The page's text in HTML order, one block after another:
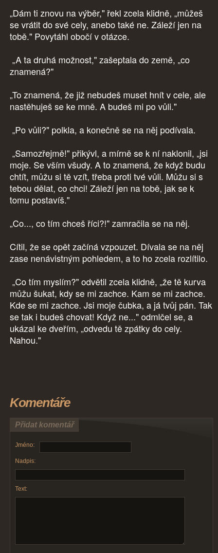
„Dám ti znovu na výběr," řekl zcela klidně, „můžeš
se vrátit do své cely, anebo také ne. Záleží jen na
tobě." Povytáhl obočí v otázce.
„A ta druhá možnost," zašeptala do země, „co
znamená?"
„To znamená, že již nebudeš muset hnít v cele, ale
nastěhuješ se ke mně. A budeš mi po vůli."
„Po vůli?" polkla, a konečně se na něj podívala.
„Samozřejmě!" přikývl, a mírně se k ní naklonil, „jsi
moje. Se vším všudy. A to znamená, že když budu
chtít, můžu si tě vzít, třeba proti tvé vůli. Můžu si s
tebou dělat, co chci! Záleží jen na tobě, jak se k
tomu postavíš."
„Co..., co tím chceš říci?!" zamračila se na něj.
Cítil, že se opět začíná vzpouzet. Dívala se na něj
zase nenávistným pohledem, a to ho zcela rozlítilo.
„Co tím myslím?" odvětil zcela klidně, „že tě kurva
můžu šukat, kdy se mi zachce. Kam se mi zachce.
Kde se mi zachce. Jsi moje čubka, a já tvůj pán. Tak
se tak i budeš chovat! Když ne..." odmlčel se, a
ukázal ke dveřím, „odvedu tě zpátky do cely.
Nahou."
Komentáře
Přidat komentář
Jméno:
Nadpis:
Text: